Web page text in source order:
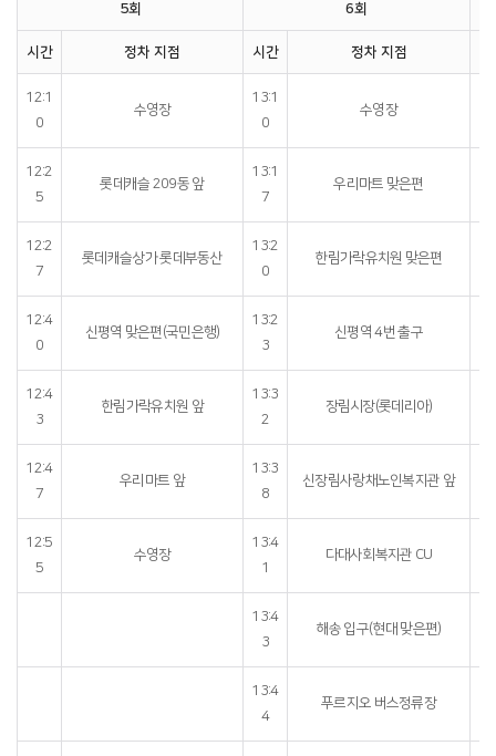
5회 6회
시간 정차 지점 시간 정차 지점
12:1
0
수영장
13:1
0
수영장
12:2
5
롯데캐슬 209동 앞
13:1
7
우리마트 맞은편
12:2
7
롯데캐슬상가 롯데부동산
13:2
0
한림가락유치원 맞은편
12:4
0
신평역 맞은편(국민은행)
13:2
3
신평역 4번 출구
12:4
3
한림가락유치원 앞
13:3
2
장림시장(롯데리아)
12:4
7
우리마트 앞
13:3
8
신장림사랑채노인복지관 앞
12:5
5
수영장
13:4
1
다대사회복지관 CU
13:4
3
해송 입구(현대 맞은편)
13:4
4
푸르지오 버스정류장